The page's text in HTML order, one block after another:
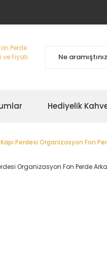
Hediyelik
Perdesi Organizasyon Fon